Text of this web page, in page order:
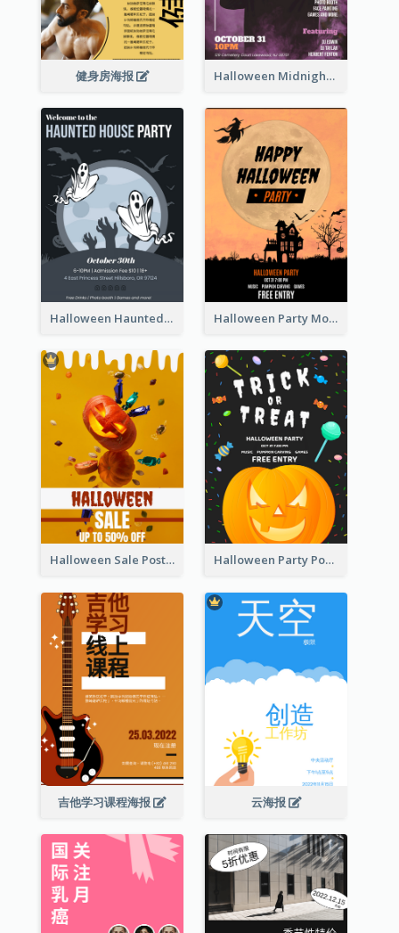
健身房海报 Halloween Midnight Party Poster
Halloween Haunted House Party Poster Halloween Party Moon Photo Poster
Halloween Sale Poster Halloween Party Poster
吉他学习课程海报 云海报